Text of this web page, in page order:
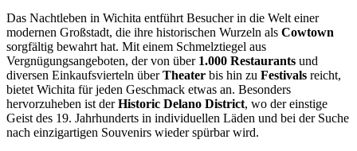
Das Nachtleben in Wichita entführt Besucher in die Welt einer
modernen Großstadt, die ihre historischen Wurzeln als Cowtown
sorgfältig bewahrt hat. Mit einem Schmelztiegel aus
Vergnügungsangeboten, der von über 1.000 Restaurants und
diversen Einkaufsvierteln überTheater bis hin zu Festivals reicht,
bietet Wichita für jeden Geschmack etwas an. Besonders
hervorzuheben ist derHistoric Delano District, wo der einstige
Geist des 19. Jahrhunderts in individuellen Läden und bei der Suche
nach einzigartigen Souvenirs wieder spürbar wird.